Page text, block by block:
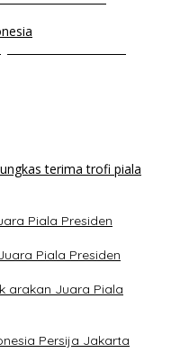
Piala Presiden
Piala Presiden
arakan Juara Piala
Persija Jakarta